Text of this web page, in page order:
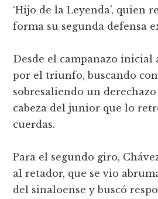
‘Hijo de la Leyenda’, quien
forma su segunda defensa
Desde el campanazo inicial
por el triunfo, buscando
sobresaliendo un
cabeza del junior que lo
cuerdas.
Para el segundo giro,
al retador, que se vio
del sinaloense y buscó